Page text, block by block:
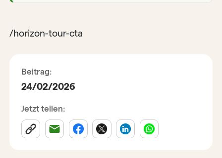
/horizon-tour-cta
Beitrag:
24/02/2026
Jetzt teilen: